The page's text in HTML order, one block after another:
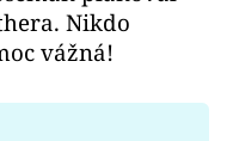
Nikdo
vážná!